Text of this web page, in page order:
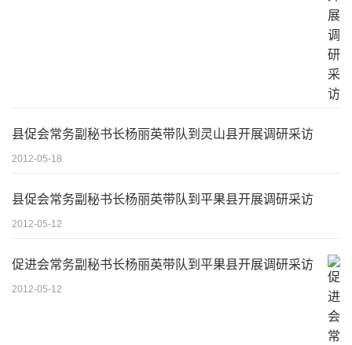
县促会常务副秘书长杨丽英带队到灵山县开展调研采访
2012-05-18
县促会常务副秘书长杨丽英带队到平果县开展调研采访
2012-05-12
促进会常务副秘书长杨丽英带队到平果县开展调研采访
2012-05-12